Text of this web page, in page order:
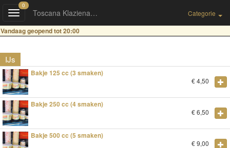
Categorie
0
Toggle
Toscana Klazienaveen
Vandaag geopend tot 20:00
IJs
€4,50
Bakje 125 cc (3 smaken)
€6,50
Bakje 250 cc (4 smaken)
€9,00
Bakje 500 cc (5 smaken)